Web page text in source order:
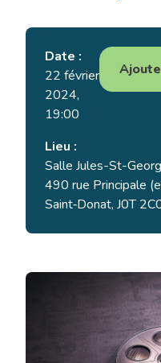
Date :
22 février
2024,
19:00
Lieu :
Salle Jules-St-
490 rue Principale
Saint‑Donat, J0T